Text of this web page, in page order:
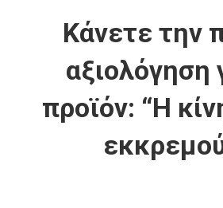
Κάνετε την
αξιολόγηση
προϊόν: “Η